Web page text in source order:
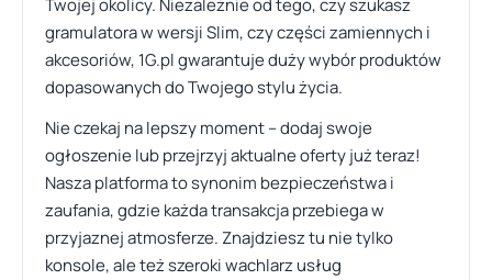
Twojej okolicy. Niezależnie od tego, czy szukasz
gramulatora w wersji Slim, czy części zamiennych i
akcesoriów, 1G.pl gwarantuje duży wybór produktów
dopasowanych do Twojego stylu życia.
Nie czekaj na lepszy moment – dodaj swoje
ogłoszenie lub przejrzyj aktualne oferty już teraz!
Nasza platforma to synonim bezpieczeństwa i
zaufania, gdzie każda transakcja przebiega w
przyjaznej atmosferze. Znajdziesz tu nie tylko
konsole, ale też szeroki wachlarz usług